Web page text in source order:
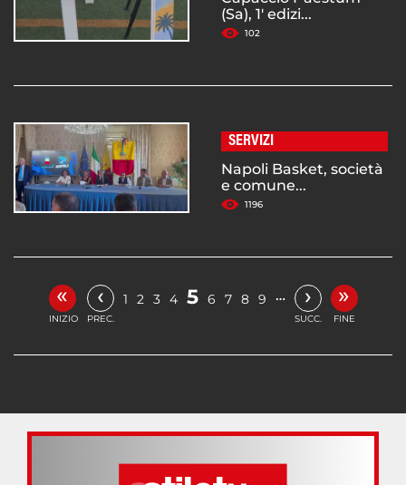
(Sa), 1' edizi...
102
SERVIZI
Napoli Basket, società
e comune...
1196
«
INIZIO
‹
PREC.
1 2 3 4 5 6 7 8 9 … ›
SUCC.
»
FINE